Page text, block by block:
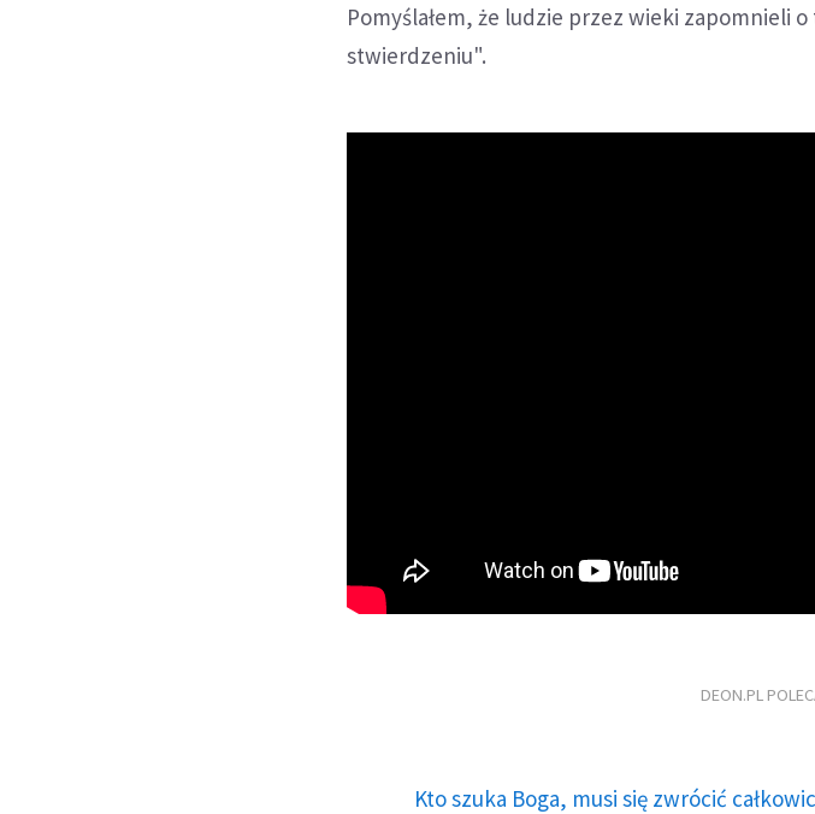
Pomyślałem, że ludzie przez wieki zapomnieli
stwierdzeniu".
DEON.PL
Kto szuka Boga, musi się zwrócić